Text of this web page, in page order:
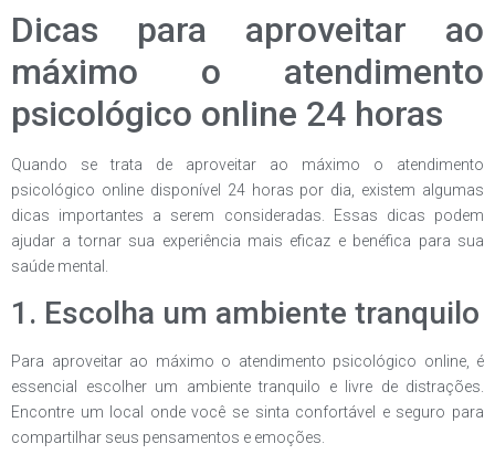
Dicas para aproveitar ao
máximo o atendimento
psicológico online 24 horas
Quando se trata de aproveitar ao máximo o atendimento
psicológico online disponível 24 horas por dia, existem algumas
dicas importantes a serem consideradas. Essas dicas podem
ajudar a tornar sua experiência mais eficaz e benéfica para sua
saúde mental.
1. Escolha um ambiente tranquilo
Para aproveitar ao máximo o atendimento psicológico online, é
essencial escolher um ambiente tranquilo e livre de distrações.
Encontre um local onde você se sinta confortável e seguro para
compartilhar seus pensamentos e emoções.